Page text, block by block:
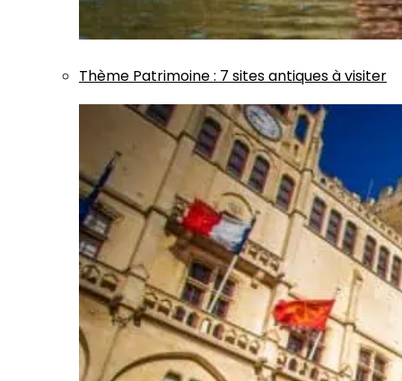
Thème Patrimoine: 7 sites antiques à visiter